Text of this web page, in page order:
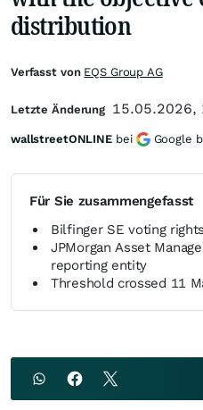
distribution
Für Sie zusammengefasst
Bilfinger SE voting
JPMorgan Asset
reporting entity
Threshold crossed 11
Verfasst von EQS Group AG
Letzte Änderung 15.05.2026,
wallstreetONLINE bei Google